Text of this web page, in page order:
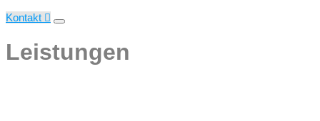
Kontakt
Leistungen